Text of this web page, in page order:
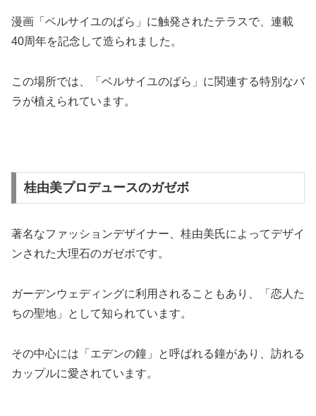
漫画「ベルサイユのばら」に触発されたテラスで、連載
40周年を記念して造られました。
この場所では、「ベルサイユのばら」に関連する特別なバ
ラが植えられています。
桂由美プロデュースのガゼボ
著名なファッションデザイナー、桂由美氏によってデザイ
ンされた大理石のガゼボです。
ガーデンウェディングに利用されることもあり、「恋人た
ちの聖地」として知られています。
その中心には「エデンの鐘」と呼ばれる鐘があり、訪れる
カップルに愛されています。